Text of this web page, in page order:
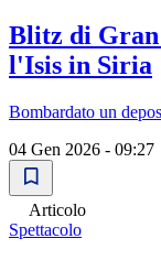
Blitz di Gran
l'Isis in Siria
Bombardato un
04 Gen 2026 - 09:27
Articolo
Spettacolo